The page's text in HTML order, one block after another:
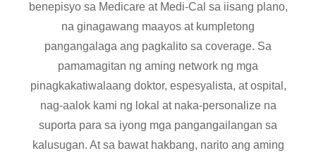
benepisyo sa Medicare at Medi-Cal sa iisang plano,
na ginagawang maayos at kumpletong
pangangalaga ang pagkalito sa coverage. Sa
pamamagitan ng aming network ng mga
pinagkakatiwalaang doktor, espesyalista, at ospital,
nag-aalok kami ng lokal at naka-personalize na
suporta para sa iyong mga pangangailangan sa
kalusugan. At sa bawat hakbang, narito ang aming